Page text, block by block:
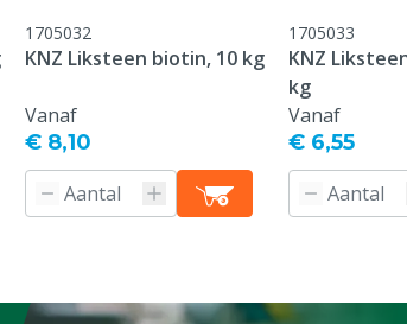
1705032
KNZ Liksteen biotin, 10 kg
Vanaf
€ 8,10
1705033
KNZ
kg
Vanaf
€ 6,55